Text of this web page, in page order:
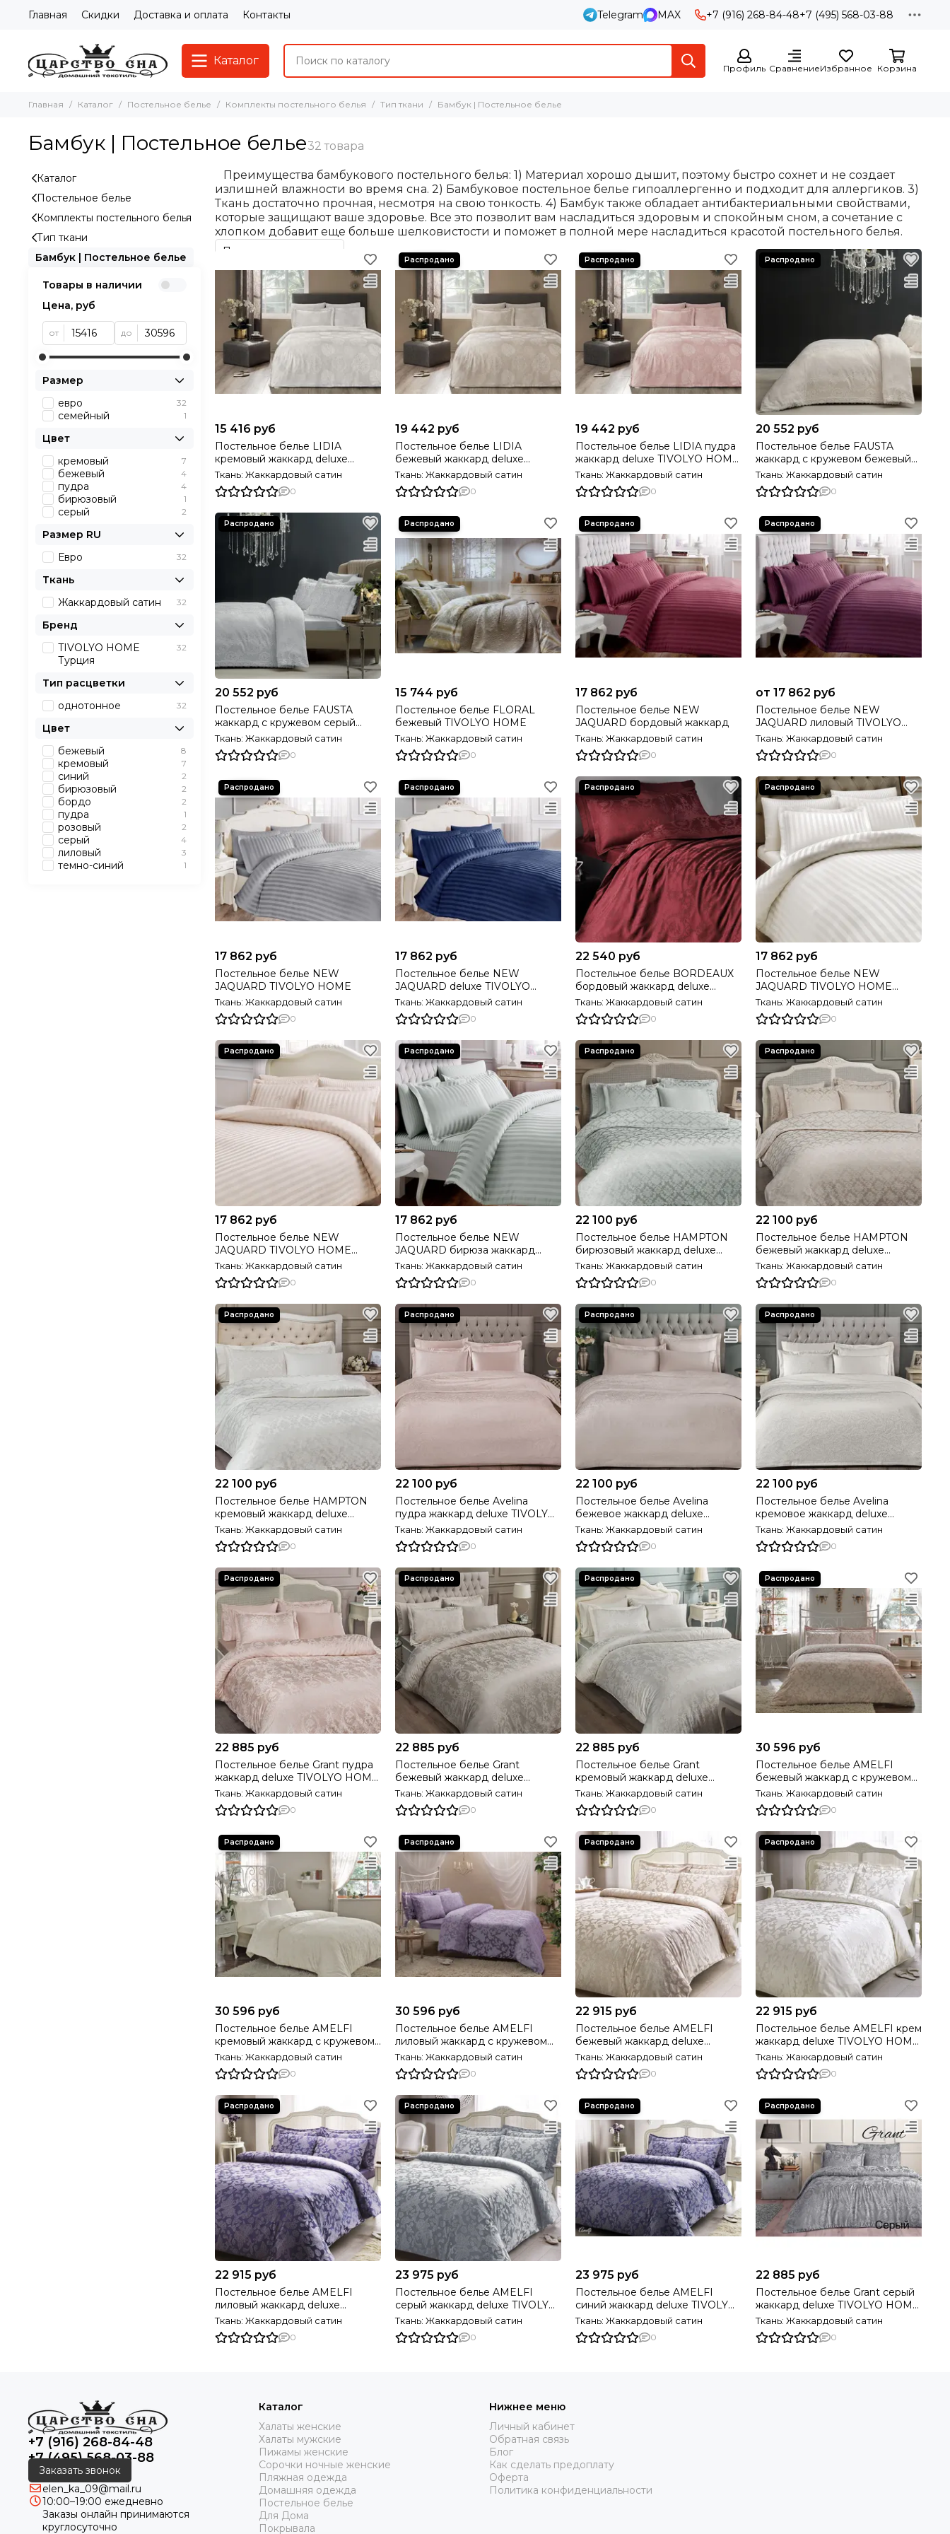
Главная Скидки Доставка и оплата Контакты Telegram MAX +7 (916) 268-84-48+7 (495) 568-03-88
Каталог
Профиль СравнениеИзбранное Корзина
Главная Каталог Постельное белье Комплекты постельного белья Тип ткани Бамбук | Постельное белье
Бамбук | Постельное белье
Преимущества бамбукового постельного белья: 1) Материал хорошо дышит, поэтому быстро сохнет и не создает
излишней влажности во время сна. 2) Бамбуковое постельное белье гипоаллергенно и подходит для аллергиков. 3)
Ткань достаточно прочная, несмотря на свою тонкость. 4) Бамбук также обладает антибактериальными свойствами,
которые защищают ваше здоровье. Все это позволит вам насладиться здоровым и спокойным сном, а сочетание с
хлопком добавит еще больше шелковистости и поможет в полной мере насладиться красотой постельного белья.
15 416 руб
Постельное белье LIDIA
кремовый жаккард deluxe
TIVOLYO HOME Турция
Ткань: Жаккардовый сатин
0
19 442 руб
Постельное белье LIDIA
бежевый жаккард deluxe
TIVOLYO HOME Турция
Ткань: Жаккардовый сатин
0
19 442 руб
Постельное белье LIDIA пудра
жаккард deluxe TIVOLYO HOME
Турция
Ткань: Жаккардовый сатин
0
20 552 руб
Постельное белье FAUSTA
жаккард с кружевом бежевый
TIVOLYO HOME Турция
Ткань: Жаккардовый сатин
0
20 552 руб
Постельное белье FAUSTA
жаккард с кружевом серый
TIVOLYO HOME Турция
Ткань: Жаккардовый сатин
0
15 744 руб
Постельное белье FLORAL
бежевый TIVOLYO HOME
Ткань: Жаккардовый сатин
0
17 862 руб
Постельное белье NEW
JAQUARD бордовый жаккард
Ткань: Жаккардовый сатин
0
от 17 862 руб
Постельное белье NEW
JAQUARD лиловый TIVOLYO
HOME
Ткань: Жаккардовый сатин
0
17 862 руб
Постельное белье NEW
JAQUARD TIVOLYO HOME
Ткань: Жаккардовый сатин
0
17 862 руб
Постельное белье NEW
JAQUARD deluxe TIVOLYO
HOME
Ткань: Жаккардовый сатин
0
22 540 руб
Постельное белье BORDEAUX
бордовый жаккард deluxe
TIVOLYO HOME Турция
Ткань: Жаккардовый сатин
0
17 862 руб
Постельное белье NEW
JAQUARD TIVOLYO HOME
Турция
Ткань: Жаккардовый сатин
0
17 862 руб
Постельное белье NEW
JAQUARD TIVOLYO HOME
розовое
Ткань: Жаккардовый сатин
0
17 862 руб
Постельное белье NEW
JAQUARD бирюза жаккард
deluxe TIVOLYO HOME Турция
Ткань: Жаккардовый сатин
0
22 100 руб
Постельное белье HAMPTON
бирюзовый жаккард deluxe
TIVOLYO HOME Турция
Ткань: Жаккардовый сатин
0
22 100 руб
Постельное белье HAMPTON
бежевый жаккард deluxe
TIVOLYO HOME Турция
Ткань: Жаккардовый сатин
0
22 100 руб
Постельное белье HAMPTON
кремовый жаккард deluxe
TIVOLYO HOME Турция
Ткань: Жаккардовый сатин
0
22 100 руб
Постельное белье Avelina
пудра жаккард deluxe TIVOLYO
HOME Турция
Ткань: Жаккардовый сатин
0
22 100 руб
Постельное белье Avelina
бежевое жаккард deluxe
TIVOLYO HOME Турция
Ткань: Жаккардовый сатин
0
22 100 руб
Постельное белье Avelina
кремовое жаккард deluxe
TIVOLYO HOME Турция
Ткань: Жаккардовый сатин
0
22 885 руб
Постельное белье Grant пудра
жаккард deluxe TIVOLYO HOME
Турция
Ткань: Жаккардовый сатин
0
22 885 руб
Постельное белье Grant
бежевый жаккард deluxe
TIVOLYO HOME Турция
Ткань: Жаккардовый сатин
0
22 885 руб
Постельное белье Grant
кремовый жаккард deluxe
TIVOLYO HOME Турция
Ткань: Жаккардовый сатин
0
30 596 руб
Постельное белье AMELFI
бежевый жаккард с кружевом
deluxe TIVOLYO HOME Турция
Ткань: Жаккардовый сатин
0
30 596 руб
Постельное белье AMELFI
кремовый жаккард с кружевом
deluxe TIVOLYO HOME Турция
Ткань: Жаккардовый сатин
0
30 596 руб
Постельное белье AMELFI
лиловый жаккард с кружевом
deluxe TIVOLYO HOME Турция
Ткань: Жаккардовый сатин
0
22 915 руб
Постельное белье AMELFI
бежевый жаккард deluxe
TIVOLYO HOME Турция
Ткань: Жаккардовый сатин
0
22 915 руб
Постельное белье AMELFI крем
жаккард deluxe TIVOLYO HOME
Турция
Ткань: Жаккардовый сатин
0
22 915 руб
Постельное белье AMELFI
лиловый жаккард deluxe
TIVOLYO HOME Турция
Ткань: Жаккардовый сатин
0
23 975 руб
Постельное белье AMELFI
серый жаккард deluxe TIVOLYO
HOME Турция
Ткань: Жаккардовый сатин
0
23 975 руб
Постельное белье AMELFI
синий жаккард deluxe TIVOLYO
HOME Турция
Ткань: Жаккардовый сатин
0
22 885 руб
Постельное белье Grant серый
жаккард deluxe TIVOLYO HOME
Турция
Ткань: Жаккардовый сатин
0
Каталог
Постельное белье
Комплекты постельного белья
Тип ткани
Бамбук | Постельное белье
Товары в наличии
Цена, руб
от до
Размер
евро
32
семейный 1
Цвет
кремовый
7
бежевый 4
пудра 4
бирюзовый 1
серый 2
Размер RU
Евро
32
Ткань
Жаккардовый сатин
32
Бренд
TIVOLYO HOME
Турция
32
Тип расцветки
однотонное
32
Цвет
бежевый
8
кремовый 7
синий 2
бирюзовый 2
бордо 2
пудра 1
розовый 2
серый 4
лиловый 3
темно-синий 1
+7 (916) 268-84-48
+7 (495) 568-03-88
Заказать звонок
elen_ka_09@mail.ru
10:00–19:00 ежедневно
Заказы онлайн принимаются
круглосуточно
Каталог
Халаты женские
Халаты мужские
Пижамы женские
Сорочки ночные женские
Пляжная одежда
Домашняя одежда
Постельное белье
Для Дома
Покрывала
Нижнее меню
Личный кабинет
Обратная связь
Блог
Как сделать предоплату
Оферта
Политика конфиденциальности